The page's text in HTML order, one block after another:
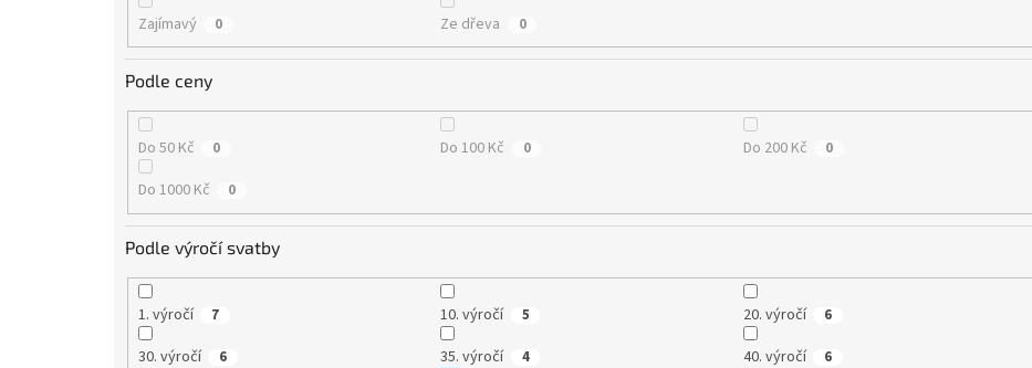
Zajímavý 0 Ze dřeva 0
Podle ceny
Do 50 Kč 0 Do 100 Kč 0 Do 200 Kč 0
Do 1000 Kč 0
Podle výročí svatby
1. výročí 7 10. výročí 5 20. výročí 6
30. výročí 6 35. výročí 4 40. výročí 6